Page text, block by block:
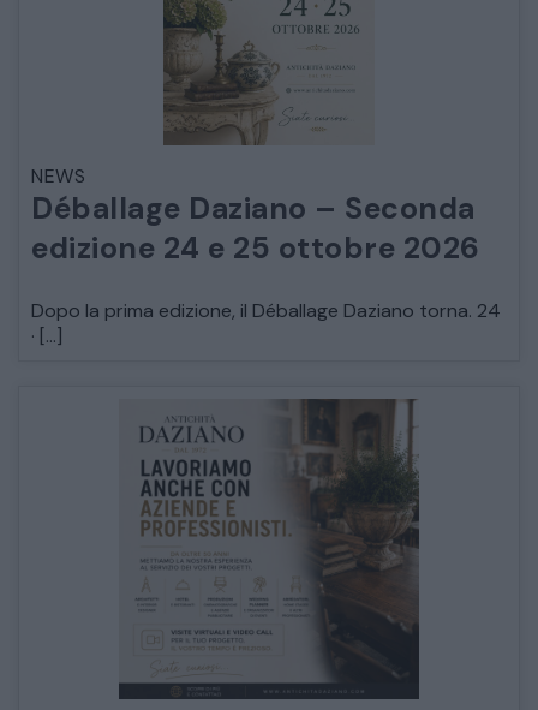
CATALOGO COMPLETO
MOBILI
CAMERE
NEWS
Déballage Daziano – Seconda
edizione 24 e 25 ottobre 2026
Dopo la prima edizione, il Déballage Daziano torna. 24
· […]